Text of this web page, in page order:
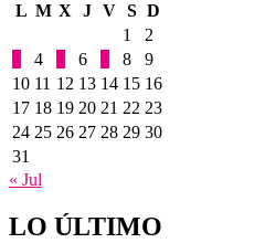
L M X J V S D
1
2
4 6 8
9
10 11 12 13 14 15 16
17 18 19 20 21 22 23
24 25 26 27 28 29 30
31
« Jul
LO ÚLTIMO